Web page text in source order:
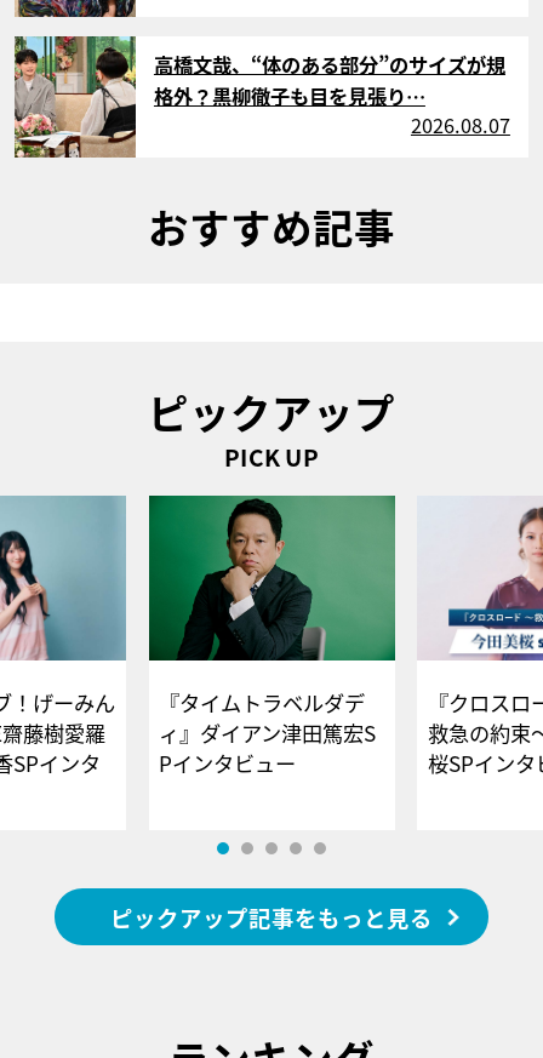
サムネイル
高橋文哉、“体のある部分”のサイズが規
格外？黒柳徹子も目を見張り…
2026.08.07
おすすめ記事
ピックアップ
PICK UP
！げーみん
藤樹愛羅
SPインタ
『タイムトラベルダデ
ィ』ダイアン津田篤宏S
Pインタビュー
『クロス
救急の約束
桜SPイ
ピックアップ記事をもっと見る